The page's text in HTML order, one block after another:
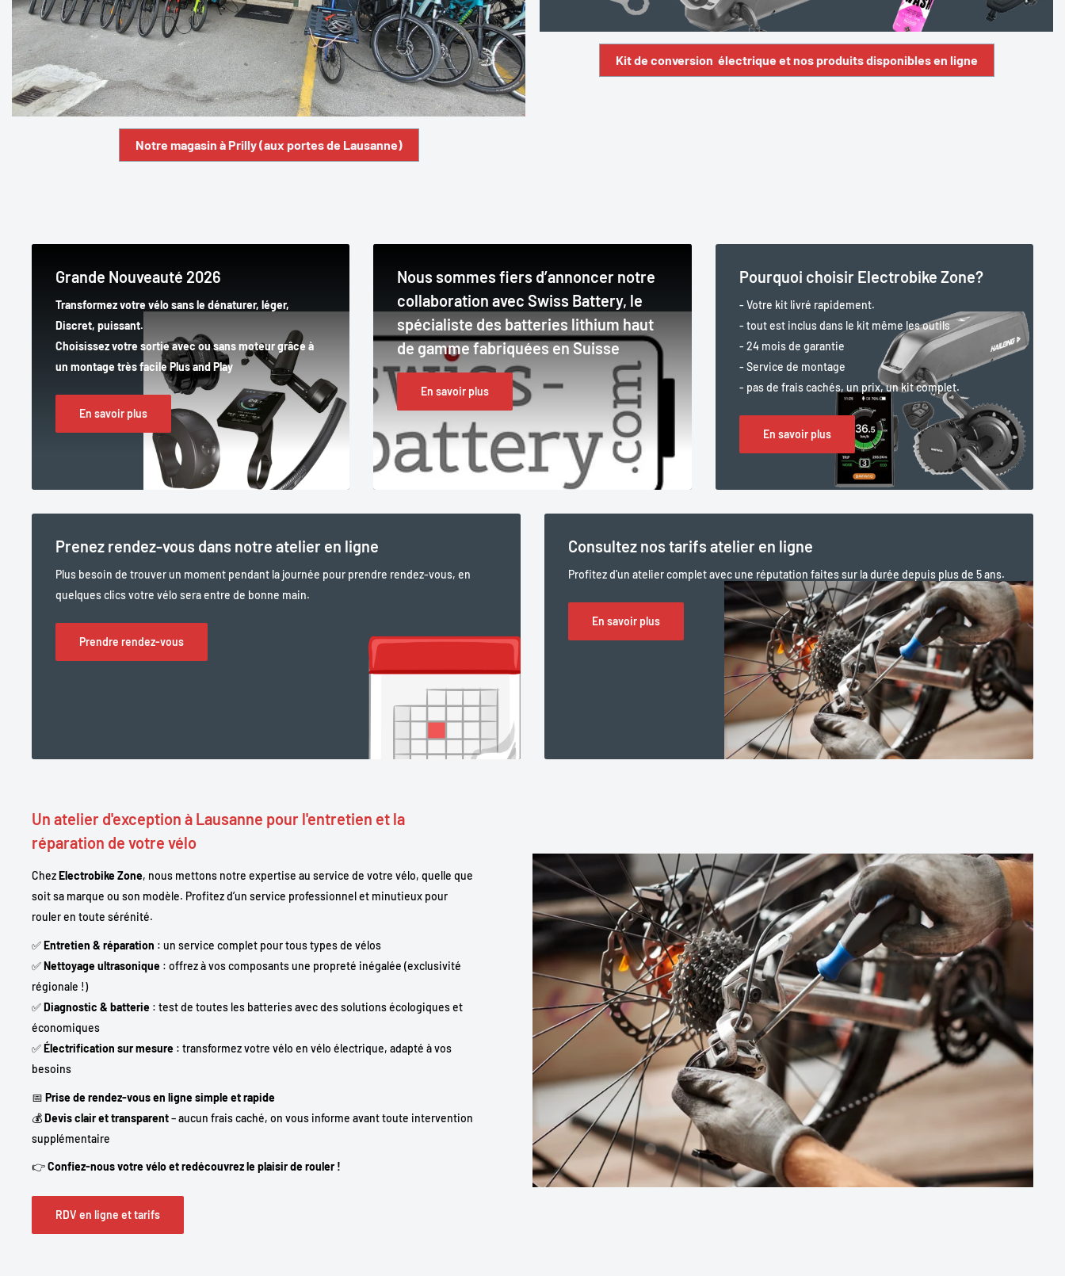
Notre magasin à Prilly (aux portes de Lausanne)
Kit de conversion électrique et nos produits disponibles en ligne
Grande Nouveauté 2026
Transformez votre vélo sans le dénaturer, léger,
Discret, puissant.
Choisissez votre sortie avec ou sans moteur grâce à
un montage très facile Plus and Play
En savoir plus
Nous sommes fiers d’annoncer notre
collaboration avec Swiss Battery, le
spécialiste des batteries lithium haut
de gamme fabriquées en Suisse
En savoir plus
Pourquoi choisir Electrobike Zone?
- Votre kit livré rapidement.
- tout est inclus dans le kit même les outils
- 24 mois de garantie
- Service de montage
- pas de frais cachés, un prix, un kit complet.
En savoir plus
Prenez rendez-vous dans notre atelier en ligne
Plus besoin de trouver un moment pendant la journée pour prendre rendez-vous, en
quelques clics votre vélo sera entre de bonne main.
Prendre rendez-vous
Consultez nos tarifs atelier en ligne
Profitez d'un atelier complet avec une réputation faites sur la durée depuis plus de 5 ans.
En savoir plus
Un atelier d'exception à Lausanne pour l'entretien et la
réparation de votre vélo
ChezElectrobike Zone, nous mettons notre expertise au service de votre vélo, quelle que
soit sa marque ou son modèle. Profitez d’un service professionnel et minutieux pour
rouler en toute sérénité.
✅Entretien & réparation : un service complet pour tous types de vélos
✅Nettoyage ultrasonique : offrez à vos composants une propreté inégalée (exclusivité
régionale !)
✅Diagnostic & batterie : test de toutes les batteries avec des solutions écologiques et
économiques
✅Électrification sur mesure : transformez votre vélo en vélo électrique, adapté à vos
besoins
📅 Prise de rendez-vous en ligne simple et rapide
💰Devis clair et transparent– aucun frais caché, on vous informe avant toute intervention
supplémentaire
👉Confiez-nous votre vélo et redécouvrez le plaisir de rouler !
RDV en ligne et tarifs